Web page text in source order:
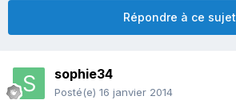
Répondre à ce sujet
sophie34
Posté(e) 16 janvier 2014